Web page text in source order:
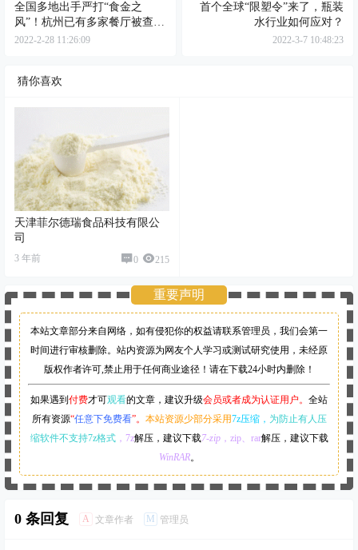
全国多地出手严打“食金之
风”！杭州已有多家餐厅被查
有的重罚10多万
2022-2-28 11:26:09
首个全球“限塑令”来了，瓶装
水行业如何应对？
2022-3-7 10:48:23
猜你喜欢
天津菲尔德瑞食品科技有限公
司
3 年前 0 215
重要声明
本站文章部分来自网络，如有侵犯你的权益请联系管理员， 我们会第一
时间进行审核删除。站内资源为网友个人学习或测试研究使用，未经原
版权作者许可,禁止用于任何商业途径！请在下载24小时内删除！
如果遇到 付费才可观看的文章，建议升级会员或者成为认证用户。 全站
所有资源“任意下免费看”。 本站资源少部分采用7z压缩， 为防止有人压
缩软件不支持7z格式，7z解压，建议下载7-zip，zip、rar解压，建议下载
WinRAR。
0 条回复 A 文章作者 M 管理员